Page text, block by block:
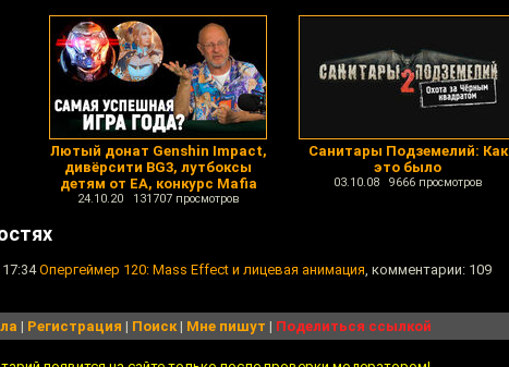
Лютый донат Genshin Impact,
дивёрсити BG3, лутбоксы
детям от EA, конкурс Mafia
24.10.20 131707 просмотров
Санитары Подземелий: Как
это было
03.10.08 9666 просмотров
17:34Опергеймер 120: Mass Effect и лицевая анимация, комментарии: 109
| Регистрация | Поиск| Мне пишут | Поделиться ссылкой